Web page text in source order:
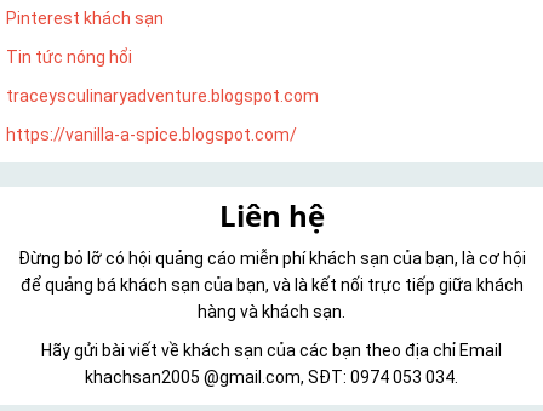
Pinterest khách sạn
Tin tức nóng hổi
traceysculinaryadventure.blogspot.com
https://vanilla-a-spice.blogspot.com/
Liên hệ
Đừng bỏ lỡ có hội quảng cáo miễn phí khách sạn của bạn, là cơ hội
để quảng bá khách sạn của bạn, và là kết nối trực tiếp giữa khách
hàng và khách sạn.
Hãy gửi bài viết về khách sạn của các bạn theo địa chỉ Email
khachsan2005 @gmail.com, SĐT: 0974 053 034.